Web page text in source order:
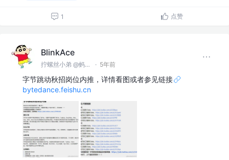
1 点赞
BlinkAce
拧螺丝小弟 @蚂蚁集团 · 5年前
字节跳动秋招岗位内推，详情看图或者参见链接
bytedance.feishu.cn